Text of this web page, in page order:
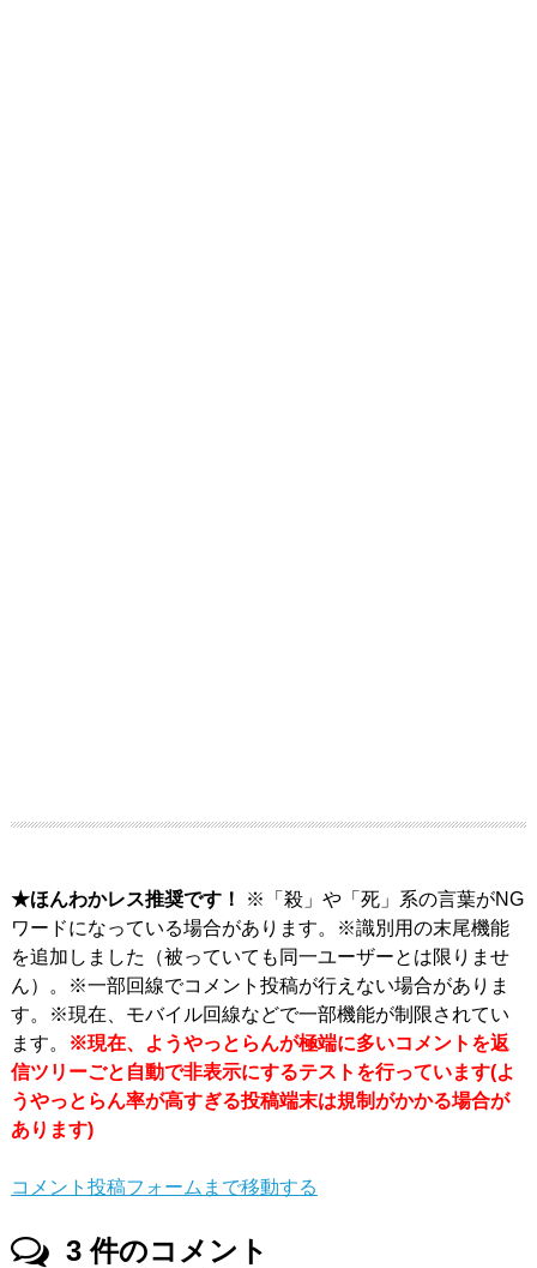
★ほんわかレス推奨です！
※「殺」や「死」系の言葉がNG
ワードになっている場合があります。※識別用の末尾機能
を追加しました（被っていても同一ユーザーとは限りませ
ん）。※一部回線でコメント投稿が行えない場合がありま
す。※現在、モバイル回線などで一部機能が制限されてい
ます。
※現在、ようやっとらんが極端に多いコメントを返
信ツリーごと自動で非表示にするテストを行っています(よ
うやっとらん率が高すぎる投稿端末は規制がかかる場合が
あります)
コメント投稿フォームまで移動する
3件のコメント